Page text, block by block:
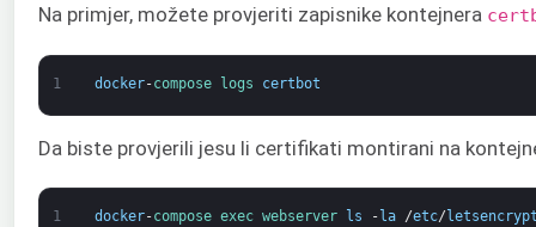
Na primjer, možete provjeriti zapisnike kontejnera
1 docker-compose logs certbot
Da biste provjerili jesu li certifikati montirani na
1 docker-compose exec webserver ls - la /etc/